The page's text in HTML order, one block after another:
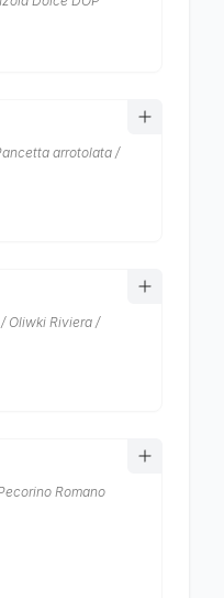
arrotolata /
Oliwki Riviera /
Romano